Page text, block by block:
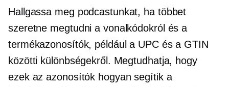
Hallgassa meg podcastunkat, ha többet
szeretne megtudni a vonalkódokról és a
termékazonosítók, például a UPC és a GTIN
közötti különbségekről. Megtudhatja, hogy
ezek az azonosítók hogyan segítik a